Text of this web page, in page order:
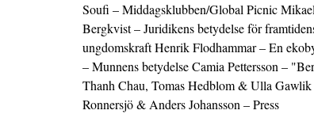
Soufi – Middagsklubben/Global Picnic
Bergkvist – Juridikens betydelse för
ungdomskraft Henrik Flodhammar – En
– Munnens betydelse Camia Pettersson –
Thanh Chau, Tomas Hedblom & Ulla
Ronnersjö & Anders Johansson – Press